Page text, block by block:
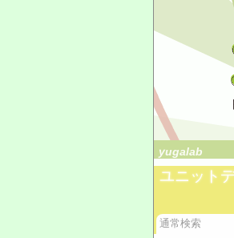
yugalab
ユニット
通常検索